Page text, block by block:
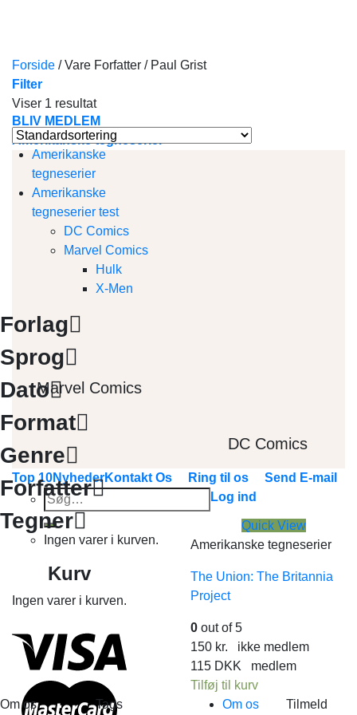
BLIV MEDLEM
Amerikanske tegneserier
Marvel Comics
DC Comics
Top 10NyhederKontakt Os Ring til os
Send E-mail
Søg
efter:
Log ind
Ingen varer i kurven.
Kurv
Ingen varer i kurven.
Forside /Vare Forfatter /Paul Grist
Filter
Viser 1 resultat
Amerikanske
tegneserier
Amerikanske
tegneserier test
DC Comics
Marvel Comics
Hulk
X-Men
Forlag
Sprog
Dato
Format
Genre
Forfatter
Tegner
Quick View
Amerikanske tegneserier
The Union: The Britannia
Project
0 out of 5
150 kr. ikke medlem
115 DKK medlem
Tilføj til kurv
Om os
Tags
Om os
Tilmeld